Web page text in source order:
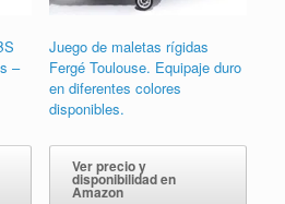
–
Juego de maletas rígidas
Fergé Toulouse. Equipaje duro
en diferentes colores
disponibles.
Ver precio y
disponibilidad en
Amazon